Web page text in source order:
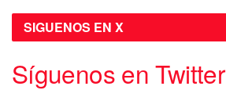
SIGUENOS EN X
Síguenos en Twitter